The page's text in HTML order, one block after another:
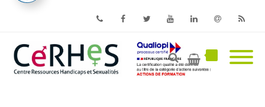
PhoneFacebookTwitterYoutube